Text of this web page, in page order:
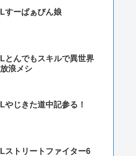
Lすーぱぁびん娘
Lとんでもスキルで異世界
放浪メシ
Lやじきた道中記参る！
Lストリートファイター6